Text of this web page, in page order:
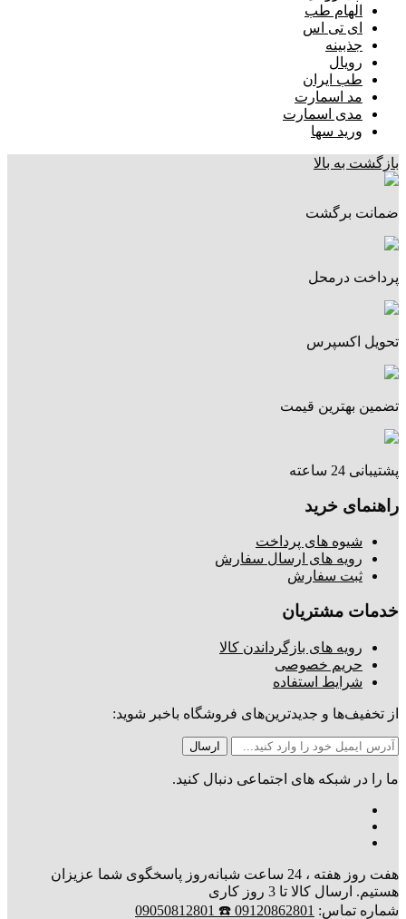
الهام طب
ای تی اس
جذبینه
رویال
طب ایران
مد اسمارت
مدی اسمارت
ورید سها
بازگشت به بالا
ضمانت برگشت
پرداخت درمحل
تحویل اکسپرس
تضمین بهترین قیمت
پشتیبانی 24 ساعته
راهنمای خرید
شیوه های پرداخت
رویه های ارسال سفارش
ثبت سفارش
خدمات مشتریان
رویه های بازگرداندن کالا
حریم خصوصی
شرایط استفاده
از تخفیف‌ها و جدیدترین‌های فروشگاه باخبر شوید:
ما را در شبکه های اجتماعی دنبال کنید.
هفت روز هفته ، 24 ساعت شبانه‌روز پاسخگوی شما عزیزان
هستیم. ارسال کالا تا 3 روز کاری
شماره تماس: 09120862801 ☎️ 09050812801